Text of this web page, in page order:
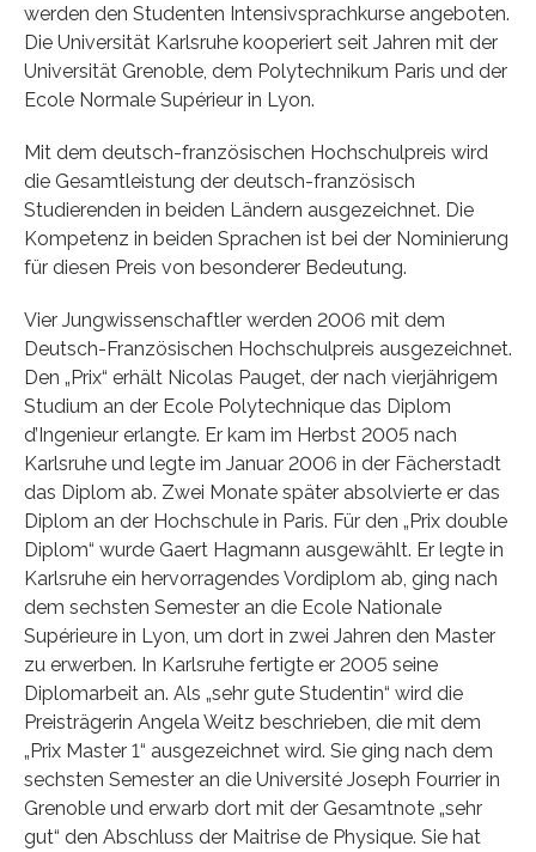
werden den Studenten Intensivsprachkurse angeboten.
Die Universität Karlsruhe kooperiert seit Jahren mit der
Universität Grenoble, dem Polytechnikum Paris und der
Ecole Normale Supérieur in Lyon.
Mit dem deutsch-französischen Hochschulpreis wird
die Gesamtleistung der deutsch-französisch
Studierenden in beiden Ländern ausgezeichnet. Die
Kompetenz in beiden Sprachen ist bei der Nominierung
für diesen Preis von besonderer Bedeutung.
Vier Jungwissenschaftler werden 2006 mit dem
Deutsch-Französischen Hochschulpreis ausgezeichnet.
Den „Prix“ erhält Nicolas Pauget, der nach vierjährigem
Studium an der Ecole Polytechnique das Diplom
d’Ingenieur erlangte. Er kam im Herbst 2005 nach
Karlsruhe und legte im Januar 2006 in der Fächerstadt
das Diplom ab. Zwei Monate später absolvierte er das
Diplom an der Hochschule in Paris. Für den „Prix double
Diplom“ wurde Gaert Hagmann ausgewählt. Er legte in
Karlsruhe ein hervorragendes Vordiplom ab, ging nach
dem sechsten Semester an die Ecole Nationale
Supérieure in Lyon, um dort in zwei Jahren den Master
zu erwerben. In Karlsruhe fertigte er 2005 seine
Diplomarbeit an. Als „sehr gute Studentin“ wird die
Preisträgerin Angela Weitz beschrieben, die mit dem
„Prix Master 1“ ausgezeichnet wird. Sie ging nach dem
sechsten Semester an die Université Joseph Fourrier in
Grenoble und erwarb dort mit der Gesamtnote „sehr
gut“ den Abschluss der Maitrise de Physique. Sie hat